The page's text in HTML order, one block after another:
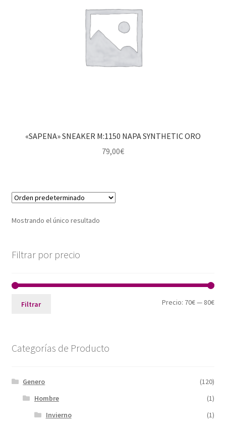
«SAPENA» SNEAKER M:1150 NAPA SYNTHETIC ORO
79,00€
Mostrando el único resultado
Filtrar por precio
Filtrar Precio: 70€— 80€
Categorías de Producto
Genero
(120)
Hombre
(1)
Invierno
(1)